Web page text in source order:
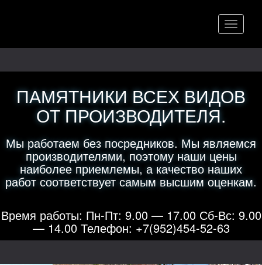
Меню
ПАМЯТНИКИ ВСЕХ ВИДОВ
ОТ ПРОИЗВОДИТЕЛЯ.
Мы работаем без посредников. Мы являемся
производителями, поэтому наши цены
наиболее приемлемы, а качество наших
работ соответствует самым высшим оценкам.
Время работы: Пн-Пт: 9.00 — 17.00 Сб-Вс: 9.00
— 14.00 Телефон: +7(952)454-52-63